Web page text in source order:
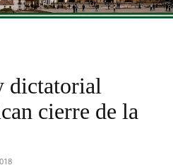
dictatorial
cierre de la